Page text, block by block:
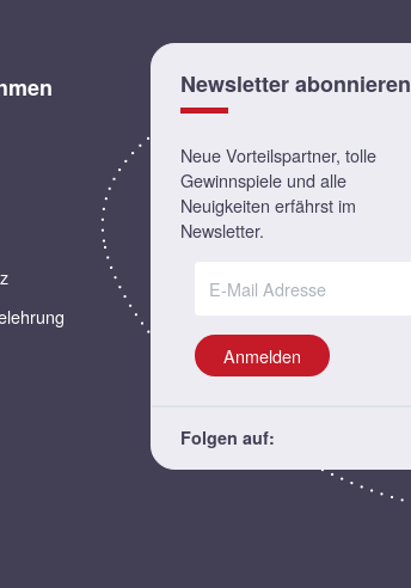
Newsletter abonnieren
Neue Vorteilspartner, tolle
Gewinnspiele und alle
Neuigkeiten erfährst im
Newsletter.
Anmelden
Folgen auf: